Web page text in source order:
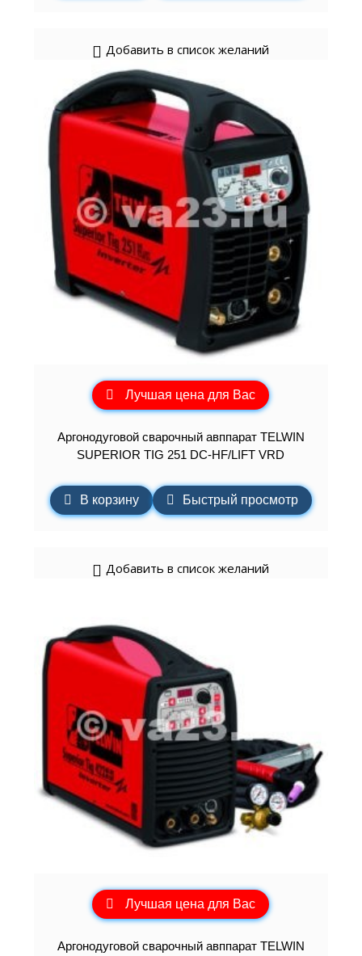
Добавить в список желаний
Лучшая цена для Вас
Аргонодуговой сварочный авппарат TELWIN
SUPERIOR TIG 251 DC-HF/LIFT VRD
В корзину Быстрый просмотр
Добавить в список желаний
Лучшая цена для Вас
Аргонодуговой сварочный авппарат TELWIN